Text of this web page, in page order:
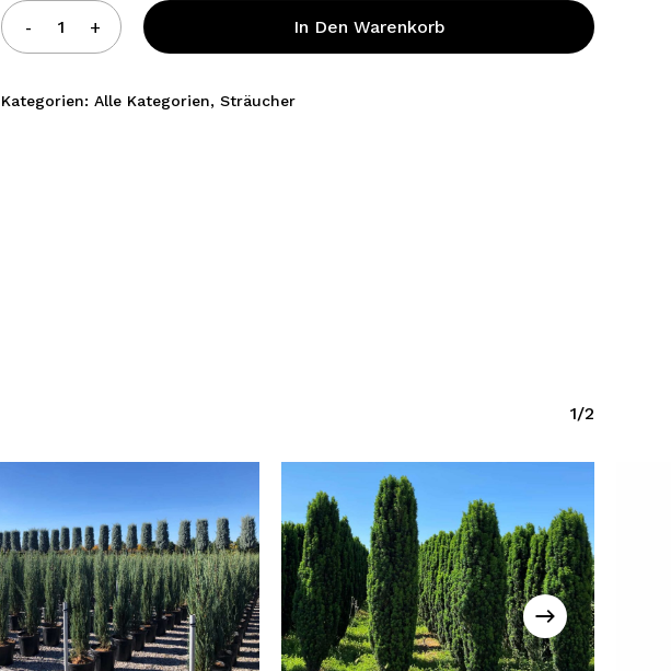
Kein Produkt im Warenkorb
In Den Warenkorb
Kategorien:Alle Kategorien,Sträucher
1/2